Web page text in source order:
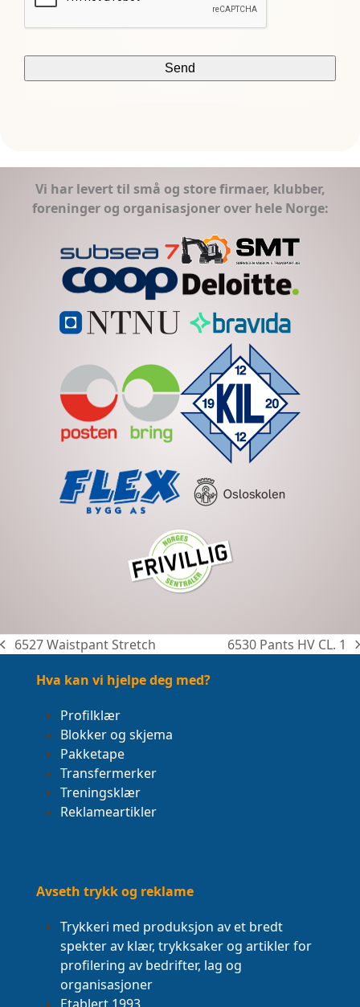
Vi har levert til små og store firmaer, klubber,
foreninger og organisasjoner over hele Norge:
previous
6527 Waistpant Stretch
next
6530 Pants HV CL. 1
Hva kan vi hjelpe deg med?
Profilklær
Blokker og skjema
Pakketape
Transfermerker
Treningsklær
Reklameartikler
Avseth trykk og reklame
Trykkeri med produksjon av et bredt
spekter av klær, trykksaker og artikler for
profilering av bedrifter, lag og
organisasjoner